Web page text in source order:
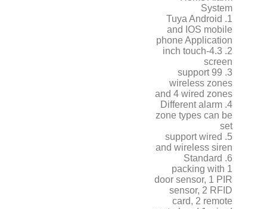
System
1. Tuya Android
and IOS mobile
phone Application
2. 4.3-inch touch
screen
3. support 99
wireless zones
and 4 wired zones
4. Different alarm
zone types can be
set
5. support wired
and wireless siren
6. Standard
packing with 1
door sensor, 1 PIR
sensor, 2 RFID
card, 2 remote